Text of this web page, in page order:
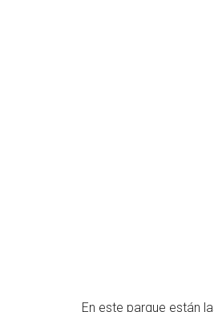
En este parque están